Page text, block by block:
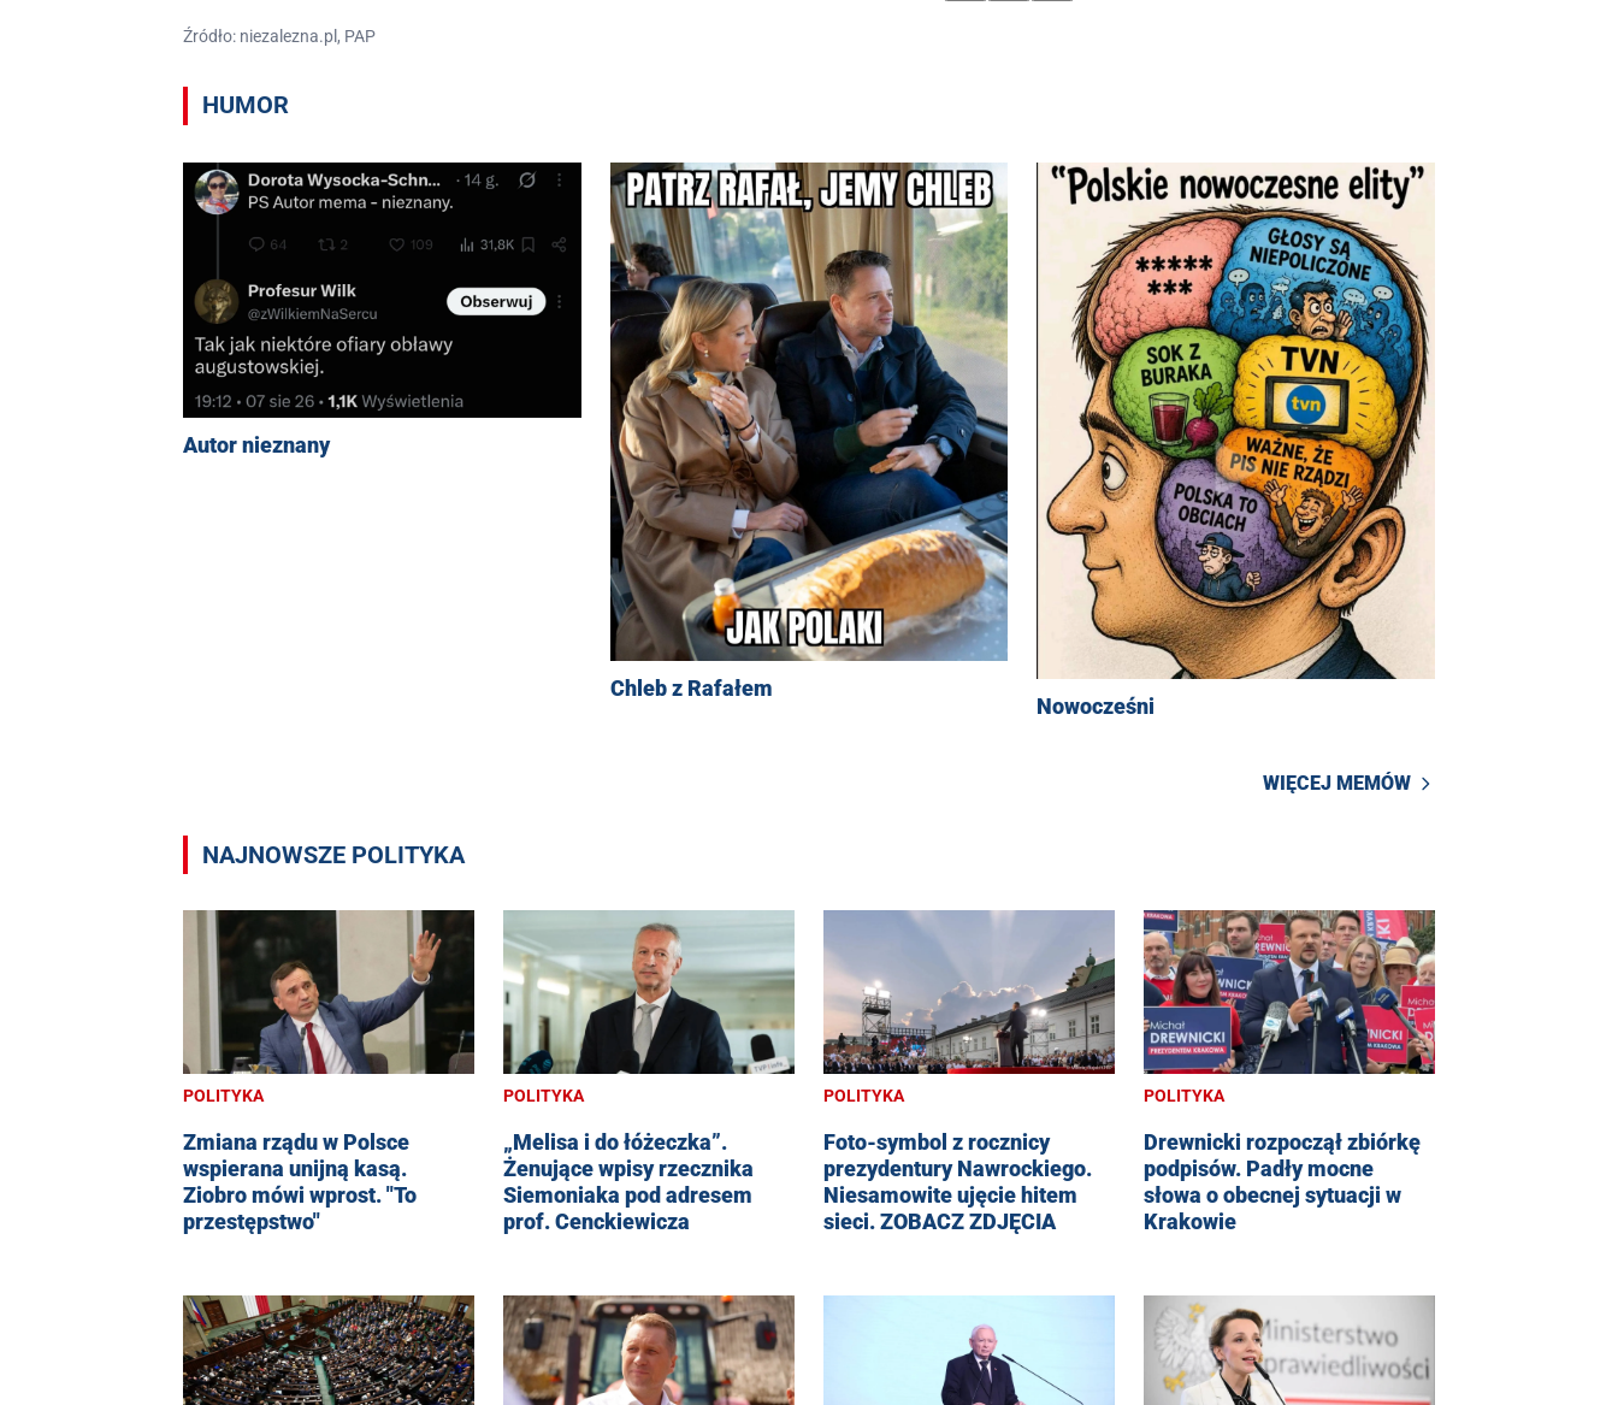
Źródło: niezalezna.pl, PAP
HUMOR
Autor nieznany
Chleb z Rafałem
Nowocześni
WIĘCEJ MEMÓW
NAJNOWSZE POLITYKA
POLITYKA
Zmiana rządu w Polsce
wspierana unijną kasą.
Ziobro mówi wprost. "To
przestępstwo"
POLITYKA
„Melisa i do łóżeczka”.
Żenujące wpisy rzecznika
Siemoniaka pod adresem
prof. Cenckiewicza
POLITYKA
Foto-symbol z rocznicy
prezydentury Nawrockiego.
Niesamowite ujęcie hitem
sieci. ZOBACZ ZDJĘCIA
POLITYKA
Drewnicki rozpoczął zbiórkę
podpisów. Padły mocne
słowa o obecnej sytuacji w
Krakowie